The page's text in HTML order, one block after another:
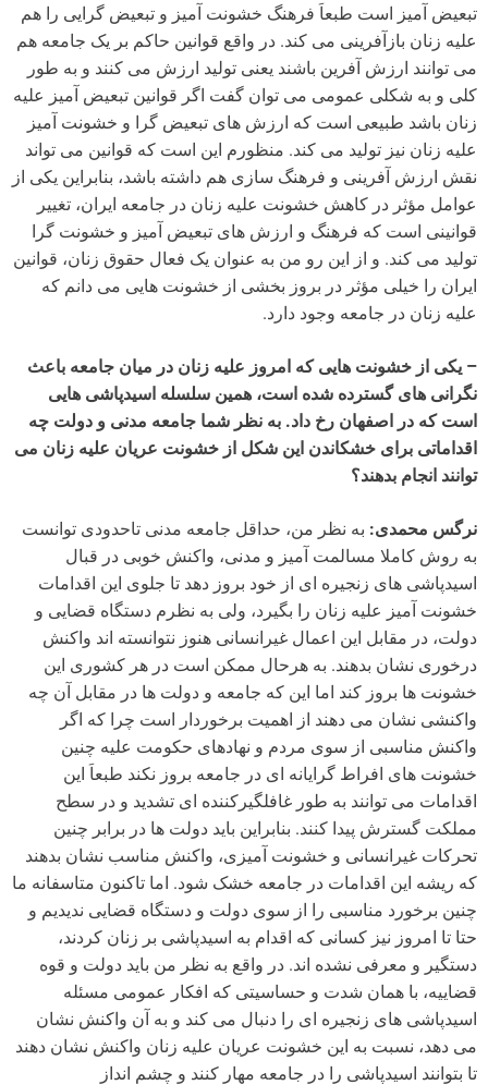
تبعیض آمیز است طبعاَ فرهنگ خشونت آمیز و تبعیض گرایی را هم
علیه زنان بازآفرینی می کند. در واقع قوانین حاکم بر یک جامعه هم
می توانند ارزش آفرین باشند یعنی تولید ارزش می کنند و به طور
کلی و به شکلی عمومی می توان گفت اگر قوانین تبعیض آمیز علیه
زنان باشد طبیعی است که ارزش های تبعیض گرا و خشونت آمیز
علیه زنان نیز تولید می کند. منظورم این است که قوانین می تواند
نقش ارزش آفرینی و فرهنگ سازی هم داشته باشد، بنابراین یکی از
عوامل مؤثر در کاهش خشونت علیه زنان در جامعه ایران، تغییر
قوانینی است که فرهنگ و ارزش های تبعیض آمیز و خشونت گرا
تولید می کند. و از این رو من به عنوان یک فعال حقوق زنان، قوانین
ایران را خیلی مؤثر در بروز بخشی از خشونت هایی می دانم که
علیه زنان در جامعه وجود دارد.
– یکی از خشونت هایی که امروز علیه زنان در میان جامعه باعث
نگرانی های گسترده شده است، همین سلسله اسیدپاشی هایی
است که در اصفهان رخ داد. به نظر شما جامعه مدنی و دولت چه
اقداماتی برای خشکاندن این شکل از خشونت عریان علیه زنان می
توانند انجام بدهند؟
نرگس محمدی: به نظر من، حداقل جامعه مدنی تاحدودی توانست
به روش کاملا مسالمت آمیز و مدنی، واکنش خوبی در قبال
اسیدپاشی های زنجیره ای از خود بروز دهد تا جلوی این اقدامات
خشونت آمیز علیه زنان را بگیرد، ولی به نظرم دستگاه قضایی و
دولت، در مقابل این اعمال غیرانسانی هنوز نتوانسته اند واکنش
درخوری نشان بدهند. به هرحال ممکن است در هر کشوری این
خشونت ها بروز کند اما این که جامعه و دولت ها در مقابل آن چه
واکنشی نشان می دهند از اهمیت برخوردار است چرا که اگر
واکنش مناسبی از سوی مردم و نهادهای حکومت علیه چنین
خشونت های افراط گرایانه ای در جامعه بروز نکند طبعاَ این
اقدامات می توانند به طور غافلگیرکننده ای تشدید و در سطح
مملکت گسترش پیدا کنند. بنابراین باید دولت ها در برابر چنین
تحرکات غیرانسانی و خشونت آمیزی، واکنش مناسب نشان بدهند
که ریشه این اقدامات در جامعه خشک شود. اما تاکنون متاسفانه ما
چنین برخورد مناسبی را از سوی دولت و دستگاه قضایی ندیدیم و
حتا تا امروز نیز کسانی که اقدام به اسیدپاشی بر زنان کردند،
دستگیر و معرفی نشده اند. در واقع به نظر من باید دولت و قوه
قضاییه، با همان شدت و حساسیتی که افکار عمومی مسئله
اسیدپاشی های زنجیره ای را دنبال می کند و به آن واکنش نشان
می دهد، نسبت به این خشونت عریان علیه زنان واکنش نشان دهند
تا بتوانند اسیدپاشی را در جامعه مهار کنند و چشم انداز